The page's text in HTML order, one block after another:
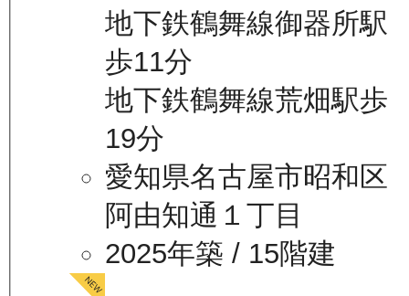
地下鉄鶴舞線御器所駅
歩11分
地下鉄鶴舞線荒畑駅歩
19分
愛知県名古屋市昭和区
阿由知通１丁目
2025年築 / 15階建